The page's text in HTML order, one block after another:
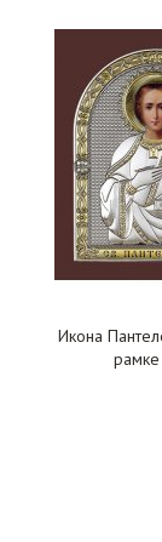
Икона
рамке